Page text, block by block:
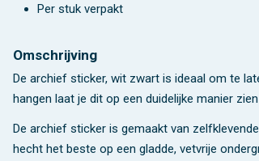
Per stuk verpakt
Omschrijving
De archief sticker, wit zwart is ideaal om te
hangen laat je dit op een duidelijke manier
De archief sticker is gemaakt van
hecht het beste op een gladde, vetvrije